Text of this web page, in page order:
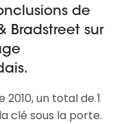
de
Bradstreet sur
un total de 1
clé sous la porte.